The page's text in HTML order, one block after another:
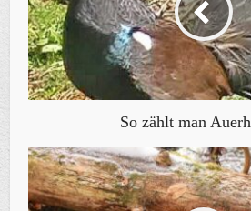
So zählt man